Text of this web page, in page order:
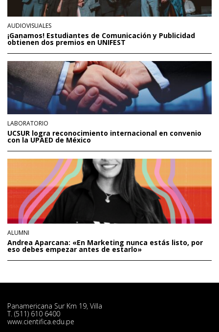
AUDIOVISUALES
¡Ganamos! Estudiantes de Comunicación y Publicidad
obtienen dos premios en UNIFEST
LABORATORIO
UCSUR logra reconocimiento internacional en convenio
con la UPAED de México
ALUMNI
Andrea Aparcana: «En Marketing nunca estás listo, por
eso debes empezar antes de estarlo»
Panamericana Sur Km 19, Villa
T. (511) 610 6400
www.cientifica.edu.pe